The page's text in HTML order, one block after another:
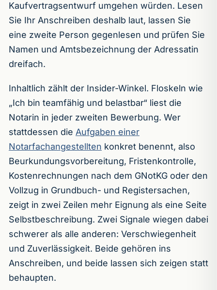
Kaufvertragsentwurf umgehen würden. Lesen
Sie Ihr Anschreiben deshalb laut, lassen Sie
eine zweite Person gegenlesen und prüfen Sie
Namen und Amtsbezeichnung der Adressatin
dreifach.
Inhaltlich zählt der Insider-Winkel. Floskeln wie
„Ich bin teamfähig und belastbar“ liest die
Notarin in jeder zweiten Bewerbung. Wer
stattdessen die Aufgaben einer
Notarfachangestellten konkret benennt, also
Beurkundungsvorbereitung, Fristenkontrolle,
Kostenrechnungen nach dem GNotKG oder den
Vollzug in Grundbuch- und Registersachen,
zeigt in zwei Zeilen mehr Eignung als eine Seite
Selbstbeschreibung. Zwei Signale wiegen dabei
schwerer als alle anderen: Verschwiegenheit
und Zuverlässigkeit. Beide gehören ins
Anschreiben, und beide lassen sich zeigen statt
behaupten.